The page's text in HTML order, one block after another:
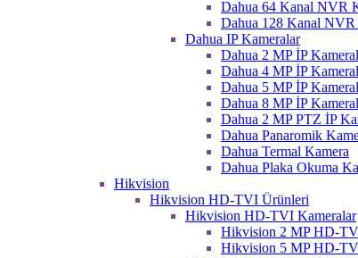
Dahua 64 Kanal NVR
Dahua 128 Kanal NVR
Dahua IP Kameralar
Dahua 2 MP İP
Dahua 4 MP İP
Dahua 5 MP İP
Dahua 8 MP İP
Dahua 2 MP PTZ İP
Dahua Panaromik
Dahua Termal Kamera
Dahua Plaka Okuma
Hikvision
Hikvision HD-TVI Ürünleri
Hikvision HD-TVI Kameralar
Hikvision 2 MP HD-
Hikvision 5 MP HD-